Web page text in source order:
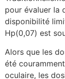
pour évaluer la
disponibilité
Hp(0,07) est
Alors que les
été
oculaire, les